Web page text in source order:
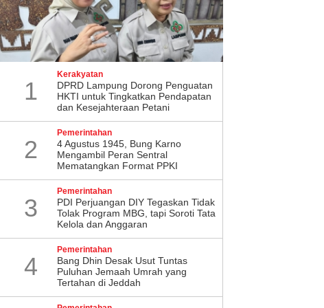
1
Kerakyatan
DPRD Lampung Dorong Penguatan
HKTI untuk Tingkatkan Pendapatan
dan Kesejahteraan Petani
2
Pemerintahan
4 Agustus 1945, Bung Karno
Mengambil Peran Sentral
Mematangkan Format PPKI
3
Pemerintahan
PDI Perjuangan DIY Tegaskan Tidak
Tolak Program MBG, tapi Soroti Tata
Kelola dan Anggaran
4
Pemerintahan
Bang Dhin Desak Usut Tuntas
Puluhan Jemaah Umrah yang
Tertahan di Jeddah